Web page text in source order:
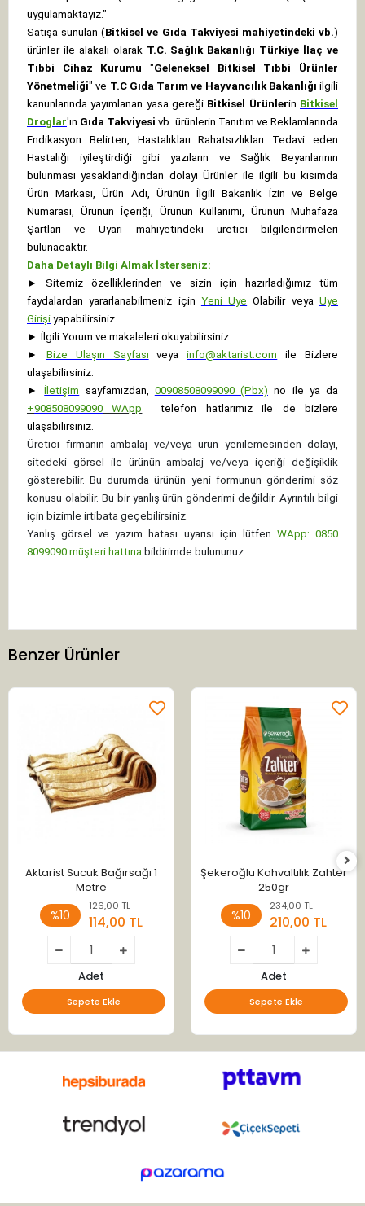
uygulamaktayız."
Satışa sunulan (Bitkisel ve Gıda Takviyesi mahiyetindeki vb.)
ürünler ile alakalı olarak T.C. Sağlık Bakanlığı Türkiye İlaç ve
Tıbbi Cihaz Kurumu "Geleneksel Bitkisel Tıbbi Ürünler
Yönetmeliği" ve T.C Gıda Tarım ve Hayvancılık Bakanlığı ilgili
kanunlarında yayımlanan yasa gereği Bitkisel Ürünlerin Bitkisel
Droglar'ın Gıda Takviyesi vb. ürünlerin Tanıtım ve Reklamlarında
Endikasyon Belirten, Hastalıkları Rahatsızlıkları Tedavi eden
Hastalığı iyileştirdiği gibi yazıların ve Sağlık Beyanlarının
bulunması yasaklandığından dolayı Ürünler ile ilgili bu kısımda
Ürün Markası, Ürün Adı, Ürünün İlgili Bakanlık İzin ve Belge
Numarası, Ürünün İçeriği, Ürünün Kullanımı, Ürünün Muhafaza
Şartları ve Uyarı mahiyetindeki üretici bilgilendirmeleri
bulunacaktır.
Daha Detaylı Bilgi Almak İsterseniz:
►
Sitemiz özelliklerinden ve sizin için hazırladığımız tüm
faydalardan yararlanabilmeniz için Yeni Üye Olabilir veyaÜye
Girişi yapabilirsiniz.
► İlgili Yorum ve makaleleri okuyabilirsiniz.
►
Bize Ulaşın Sayfası veya info@aktarist.com
ile Bizlere
ulaşabilirsiniz.
►
İletişim sayfamızdan, 00908508099090 (Pbx) no ile ya da
+908508099090 WApp
telefon hatlarımız ile de bizlere
ulaşabilirsiniz.
Üretici firmanın ambalaj ve/veya ürün yenilemesinden dolayı,
sitedeki görsel ile ürünün ambalaj ve/veya içeriği değişiklik
gösterebilir. Bu durumda ürünün yeni formunun gönderimi söz
konusu olabilir. Bu bir yanlış ürün gönderimi değildir. Ayrıntılı bilgi
için bizimle irtibata geçebilirsiniz.
Yanlış görsel ve yazım hatası uyarısı için lütfen WApp: 0850
8099090 müşteri hattına bildirimde bulununuz.
Benzer Ürünler
Aktarist Sucuk Bağırsağı 1
Metre
%10
126,00 TL
114,00 TL
Adet
Sepete Ekle
Şekeroğlu Kahvaltılık Zahter
250gr
%10
234,00 TL
210,00 TL
Adet
Sepete Ekle